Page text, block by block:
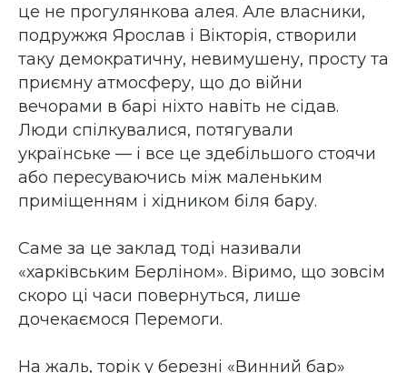
це не прогулянкова алея. Але власники,
подружжя Ярослав і Вікторія, створили
таку демократичну, невимушену, просту та
приємну атмосферу, що до війни
вечорами в барі ніхто навіть не сідав.
Люди спілкувалися, потягували
українське — і все це здебільшого стоячи
або пересуваючись між маленьким
приміщенням і хідником біля бару.
Саме за це заклад тоді називали
«харківським Берліном». Віримо, що зовсім
скоро ці часи повернуться, лише
дочекаємося Перемоги.
На жаль, торік у березні «Винний бар»